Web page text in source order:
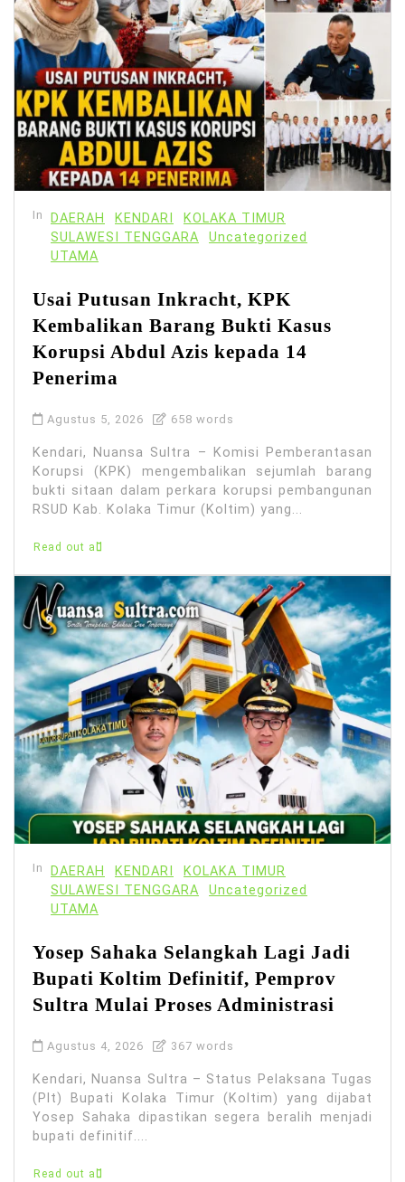
In DAERAH KENDARI
KOLAKA TIMUR
SULAWESI TENGGARA
Uncategorized
UTAMA
Usai Putusan Inkracht, KPK
Kembalikan Barang Bukti Kasus
Korupsi Abdul Azis kepada 14
Penerima
Agustus 5, 2026 658 words
Kendari, Nuansa Sultra – Komisi Pemberantasan
Korupsi (KPK) mengembalikan sejumlah barang
bukti sitaan dalam perkara korupsi pembangunan
RSUD Kab. Kolaka Timur (Koltim) yang...
Read out all
In DAERAH KENDARI
KOLAKA TIMUR
SULAWESI TENGGARA
Uncategorized
UTAMA
Yosep Sahaka Selangkah Lagi Jadi
Bupati Koltim Definitif, Pemprov
Sultra Mulai Proses Administrasi
Agustus 4, 2026 367 words
Kendari, Nuansa Sultra – Status Pelaksana Tugas
(Plt) Bupati Kolaka Timur (Koltim) yang dijabat
Yosep Sahaka dipastikan segera beralih menjadi
bupati definitif....
Read out all